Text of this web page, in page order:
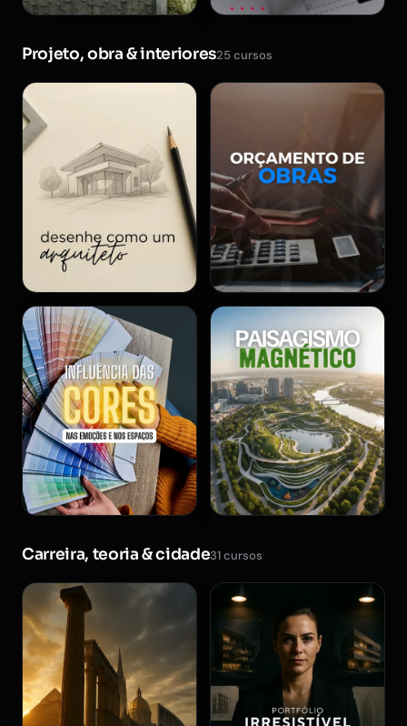
Projeto, obra & interiores25 cursos
Carreira, teoria & cidade31 cursos